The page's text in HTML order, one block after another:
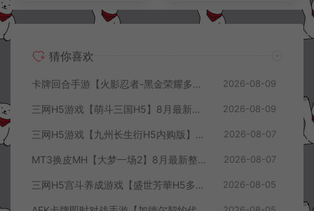
猜你喜欢
卡牌回合手游【火影忍者-黑金荣耀多区跨服平台币内购版】8月最新整理Linux手工服务端+CDK授权后台+安卓+详细搭建教程+视频教程 2026-08-09
三网H5游戏【萌斗三国H5】8月最新整理Win一键服务端+GM充值后台+简易安卓客户端+详细搭建教程+视频教程 2026-08-09
三网H5游戏【九州长生衍H5内购版】8月最新整理Linux手工服务端+管理后台+GM授权后台+简易安卓客户端+详细搭建教程+视频教程 2026-08-07
MT3换皮MH【大梦一场2】8月最新整理Linux手工服务端+源码+管理后台+安卓苹果双端+详细搭建教程+视频教程 2026-08-07
三网H5宫斗养成游戏【盛世芳華H5多区跨服代金券内购优化版】8月最新整理Linux手工服务端+CDK授权后台+全资源安卓+详细搭建教程+视频教程 2026-08-05